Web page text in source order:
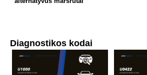
Diagnostikos kodai